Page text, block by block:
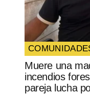
COMUNIDAD
Muere una
incendios
pareja lucha